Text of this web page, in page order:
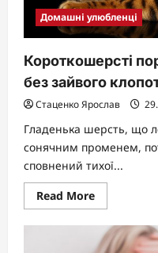
Домашні улюбленці
Короткошерсті
без зайвого
Стаценко Ярослав
Гладенька шерсть, що
сонячним променем,
сповнений тихої...
Read MoreRead
more
породи